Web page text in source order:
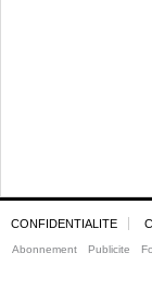
CONFIDENTIALITE
Abonnement Publicite